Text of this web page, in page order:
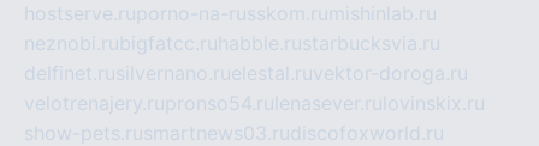
hostserve.ruporno-na-russkom.ru mishinlab.ru
neznobi.rubigfatcc.ru habble.rustarbucksvia.ru
delfinet.rusilvernano.ruelestal.ruvektor-doroga.ru
velotrenajery.rupronso54.ru lenasever.ru lovinskix.ru
show-pets.rusmartnews03.rudiscofoxworld.ru